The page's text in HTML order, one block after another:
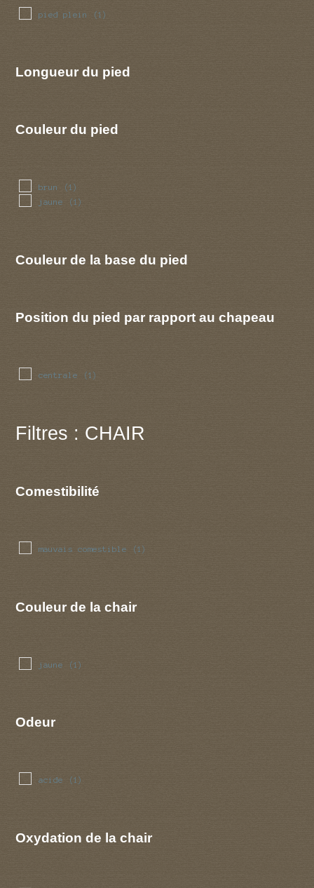
pied plein (1)
Longueur du pied
Couleur du pied
brun (1)
jaune (1)
Couleur de la base du pied
Position du pied par rapport au chapeau
centrale (1)
Filtres : CHAIR
Comestibilité
mauvais comestible (1)
Couleur de la chair
jaune (1)
Odeur
acide (1)
Oxydation de la chair